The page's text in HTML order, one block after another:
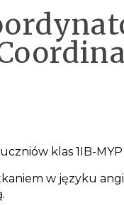
klas 1IB-
w języku